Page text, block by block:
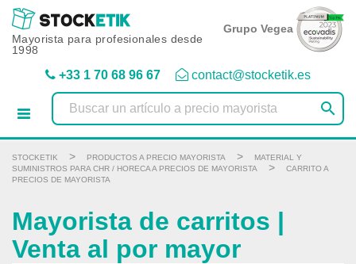
Mayorista para profesionales desde
1998
Grupo Vegea
+33 1 70 68 96 67 contact@stocketik.es

STOCKETIK > PRODUCTOS A PRECIO MAYORISTA >
MATERIAL Y
SUMINISTROS PARA CHR / HORECA A PRECIOS DE MAYORISTA
>
CARRITO A
PRECIOS DE MAYORISTA
Mayorista de carritos |
Venta al por mayor
Panel de gestión de cookies